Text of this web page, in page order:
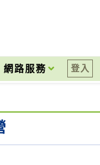
網路服務 登入